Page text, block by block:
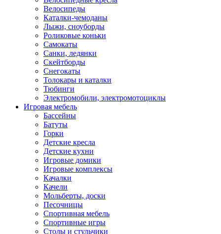
Велосипеды
Каталки-чемоданы
Лыжи, сноуборды
Роликовые коньки
Самокаты
Санки, ледянки
Скейтборды
Снегокаты
Толокары и каталки
Тюбинги
Электромобили, электромотоциклы
Игровая мебель
Бассейны
Батуты
Горки
Детские кресла
Детские кухни
Игровые домики
Игровые комплексы
Качалки
Качели
Мольберты, доски
Песочницы
Спортивная мебель
Спортивные игры
Столы и стульчики